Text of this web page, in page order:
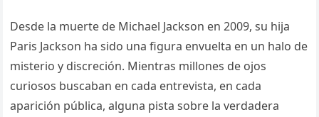
Desde la muerte de Michael Jackson en 2009, su hija
Paris Jackson ha sido una figura envuelta en un halo de
misterio y discreción. Mientras millones de ojos
curiosos buscaban en cada entrevista, en cada
aparición pública, alguna pista sobre la verdadera